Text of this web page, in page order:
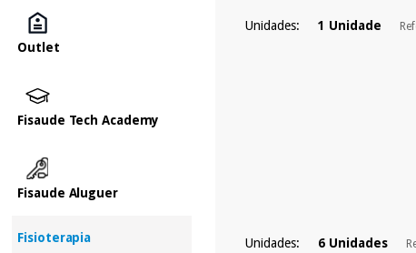
Outlet
Fisaude Tech Academy
Fisaude Aluguer
Fisioterapia
Unidades: 1 Unidade
Unidades: 6 Unidades